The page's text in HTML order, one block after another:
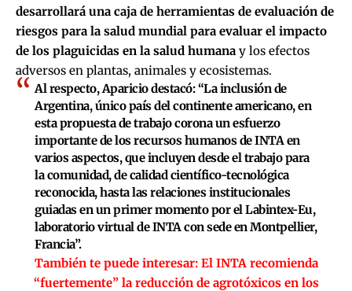
desarrollará una caja de herramientas de evaluación de
riesgos para la salud mundial para evaluar el impacto
de los plaguicidas en la salud humana y los efectos
adversos en plantas, animales y ecosistemas.
Al respecto, Aparicio destacó: “La inclusión de
Argentina, único país del continente americano, en
esta propuesta de trabajo corona un esfuerzo
importante de los recursos humanos de INTA en
varios aspectos, que incluyen desde el trabajo para
la comunidad, de calidad científico-tecnológica
reconocida, hasta las relaciones institucionales
guiadas en un primer momento por el Labintex-Eu,
laboratorio virtual de INTA con sede en Montpellier,
Francia”.
También te puede interesar: El INTA recomienda
“fuertemente” la reducción de agrotóxicos en los